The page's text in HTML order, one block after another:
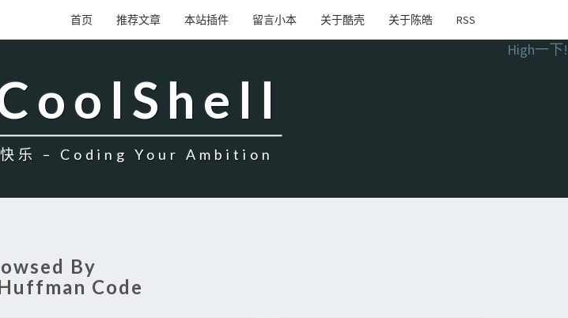
首页 推荐文章 本站插件 留言小本 关于酷壳 关于陈皓 RSS
High一下!
快乐 – Coding Your Ambition
By
Code